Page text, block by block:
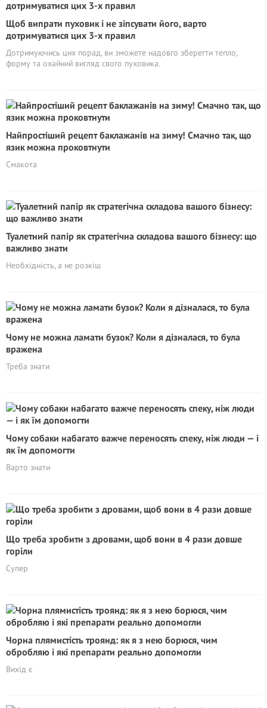
Щоб випрати пуховик і не зіпсувати його, варто
дотримуватися цих 3-х правил
Дотримуючись цих порад, ви зможете надовго зберегти тепло,
форму та охайний вигляд свого пуховика.
Найпростіший рецепт баклажанів на зиму! Смачно так, що
язик можна проковтнути
Смакота
Туалетний папір як стратегічна складова вашого бізнесу: що
важливо знати
Необхідність, а не розкіш
Чому не можна ламати бузок? Коли я дізналася, то була
вражена
Треба знати
Чому собаки набагато важче переносять спеку, ніж люди — і
як їм допомогти
Варто знати
Що треба зробити з дровами, щоб вони в 4 рази довше
горіли
Супер
Чорна плямистість троянд: як я з нею борюся, чим
обробляю і які препарати реально допомогли
Вихід є